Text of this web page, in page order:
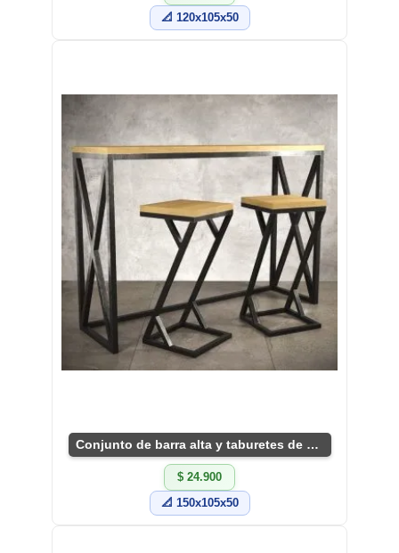
📐 120x105x50
Conjunto de barra alta y taburetes de diseño
$ 24.900
📐 150x105x50